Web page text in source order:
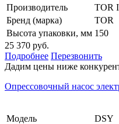
Производитель
TOR
Бренд (марка)
TOR
Высота упаковки, мм 150
25 370 руб.
Подробнее Перезвонить
Дадим цены ниже
Опрессовочный насос
Модель
DSY